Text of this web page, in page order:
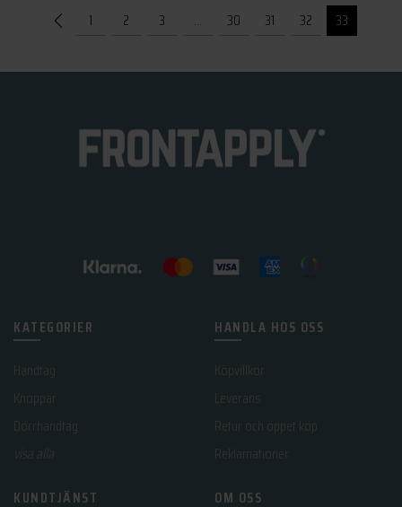
1 2 3 … 30 31 32 33
KATEGORIER
Handtag
Dörrhandtag
HANDLA HOS OSS
Retur och öppet köp
Reklamationer
KUNDTJÄNST
OM OSS